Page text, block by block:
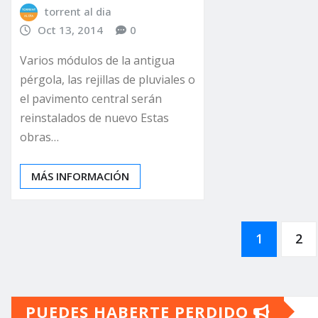
torrent al dia
Oct 13, 2014
0
Varios módulos de la antigua
pérgola, las rejillas de pluviales o
el pavimento central serán
reinstalados de nuevo Estas
obras…
MÁS INFORMACIÓN
1 2
PUEDES HABERTE PERDIDO